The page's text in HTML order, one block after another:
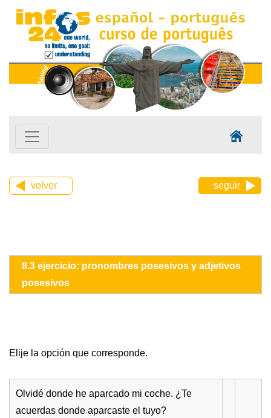
volver seguir
8.3 ejercicio: pronombres posesivos y adjetivos
posesivos
Elije la opción que corresponde.
Olvidé donde he aparcado mi coche. ¿Te
acuerdas donde aparcaste el tuyo?